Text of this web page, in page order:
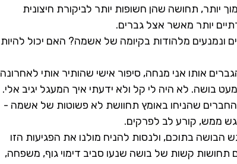
יותר, תחושה שהן חשופות יותר לביקורת חיצונית
יותר מאשר אצל גברים.
ונמנעים מלהודות בקיומה של אשמה? האם יכול להיות
אותו אני מנחה, סיפור אישי שהותיר אותי לאחרונה
בושה. לא היה לי קל ולא ידעתי איך המעגל יגיב אלי.
החברים שהניחו באומץ תחוושת לא פשוטות של אשמה -
ממש, קורע לב לפרקים.
בתוכם, ולנסות להניח מולנו את הפגיעות הזו
קשות של בושה שנעו סביב דימוי גוף, משפחה,